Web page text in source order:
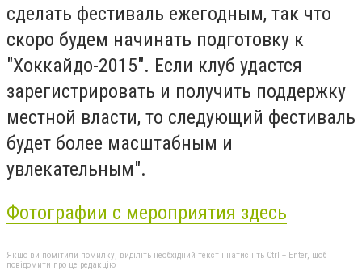
сделать фестиваль ежегодным, так что
скоро будем начинать подготовку к
"Хоккайдо-2015". Если клуб удастся
зарегистрировать и получить поддержку
местной власти, то следующий фестиваль
будет более масштабным и
увлекательным".
Фотографии с мероприятия здесь
Якщо ви помітили помилку, виділіть необхідний текст і натисніть Ctrl + Enter, щоб
повідомити про це редакцію